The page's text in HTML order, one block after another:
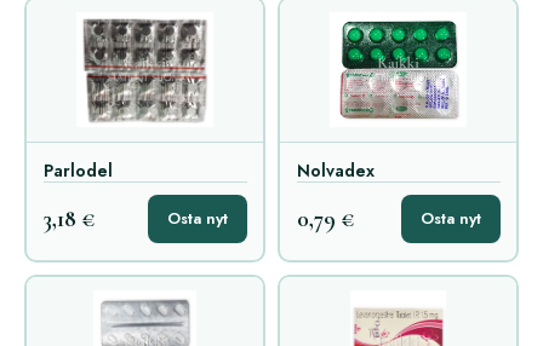
Parlodel
3,18 € Osta nyt
Nolvadex
0,79 € Osta nyt